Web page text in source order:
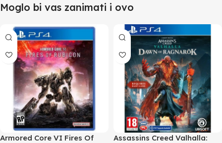
Moglo bi vas zanimati i ovo
Armored Core VI Fires Of
Assassins Creed Valhalla: